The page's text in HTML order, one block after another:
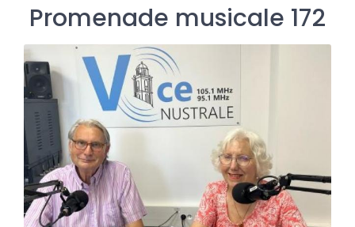
Promenade musicale 172